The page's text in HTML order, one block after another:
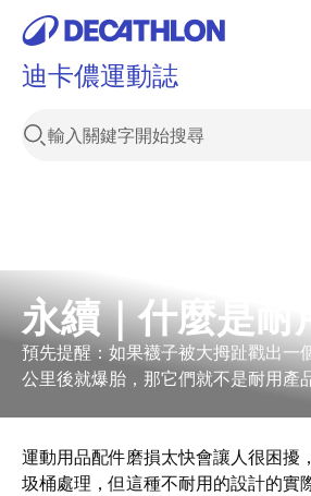
迪卡儂運動誌
永續｜什麼是耐
預先提醒：如果襪子被大拇趾戳出一
公里後就爆胎，那它們就不是耐用產品
運動用品配件磨損太快會讓人很困擾
圾桶處理，但這種不耐用的設計的實